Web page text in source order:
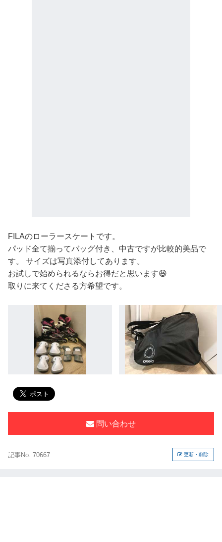
FILAのローラースケートです。
パッド全て揃ってバッグ付き、中古ですが比較的美品で
す。 サイズは写真添付してあります。
お試しで始められるならお得だと思います😆
取りに来てくださる方希望です。
問い合わせ
記事No. 70667 更新・削除